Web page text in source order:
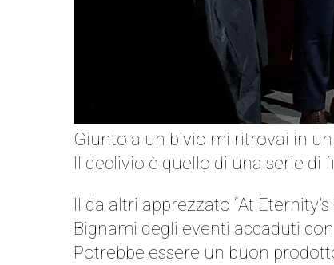
Giunto a un bivio mi ritrovai in un
Il declivio è quello di una serie di
Il da altri apprezzato “At
Bignami degli eventi accaduti
Potrebbe essere un buon